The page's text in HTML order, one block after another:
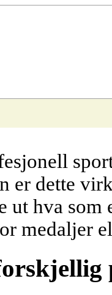
er dette
ut hva som
medaljer